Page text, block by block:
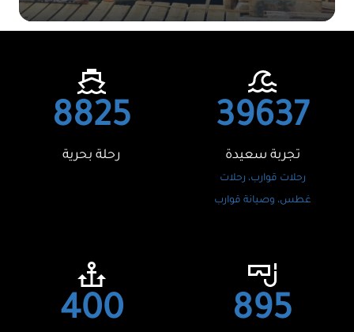
39637
تجربة سعيدة
رحلات قوارب، رحلات
غطس، وصيانة قوارب
8825
رحلة بحرية
895
400